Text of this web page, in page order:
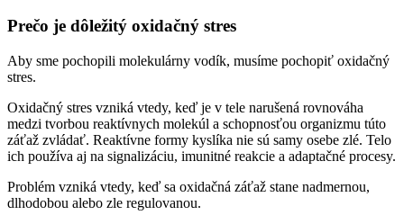
Prečo je dôležitý oxidačný stres
Aby sme pochopili molekulárny vodík, musíme pochopiť oxidačný
stres.
Oxidačný stres vzniká vtedy, keď je v tele narušená rovnováha
medzi tvorbou reaktívnych molekúl a schopnosťou organizmu túto
záťaž zvládať. Reaktívne formy kyslíka nie sú samy osebe zlé. Telo
ich používa aj na signalizáciu, imunitné reakcie a adaptačné procesy.
Problém vzniká vtedy, keď sa oxidačná záťaž stane nadmernou,
dlhodobou alebo zle regulovanou.